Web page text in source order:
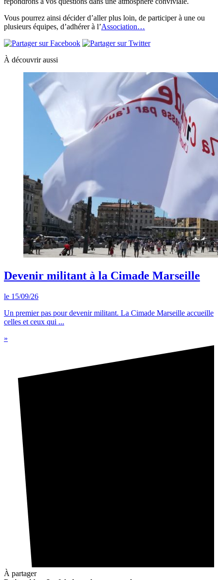
Vous pourrez ainsi décider d’aller plus loin, de participer à une ou
plusieurs équipes, d’adhérer à l’Association…
À découvrir aussi
Devenir militant à la Cimade Marseille
le 15/09/26
Un premier pas pour devenir militant. La Cimade Marseille accueille
celles et ceux qui ...
»
À partager